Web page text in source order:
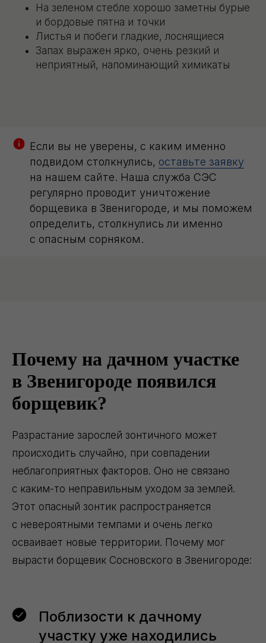
На зеленом стебле хорошо заметны бурые
и бордовые пятна и точки
Листья и побеги гладкие, лоснящиеся
Запах выражен ярко, очень резкий и
неприятный, напоминающий химикаты
Если вы не уверены, с каким именно
подвидом столкнулись, оставьте заявку
на нашем сайте. Наша служба СЭС
регулярно проводит уничтожение
борщевика в Звенигороде, и мы поможем
определить, столкнулись ли именно
с опасным сорняком.
Почему на дачном участке
в Звенигороде появился
борщевик?
Разрастание зарослей зонтичного может
происходить случайно, при совпадении
неблагоприятных факторов. Оно не связано
с каким-то неправильным уходом за землей.
Этот опасный зонтик распространяется
с невероятными темпами и очень легко
осваивает новые территории. Почему мог
вырасти борщевик Сосновского в Звенигороде:
Поблизости к дачному
участку уже находились